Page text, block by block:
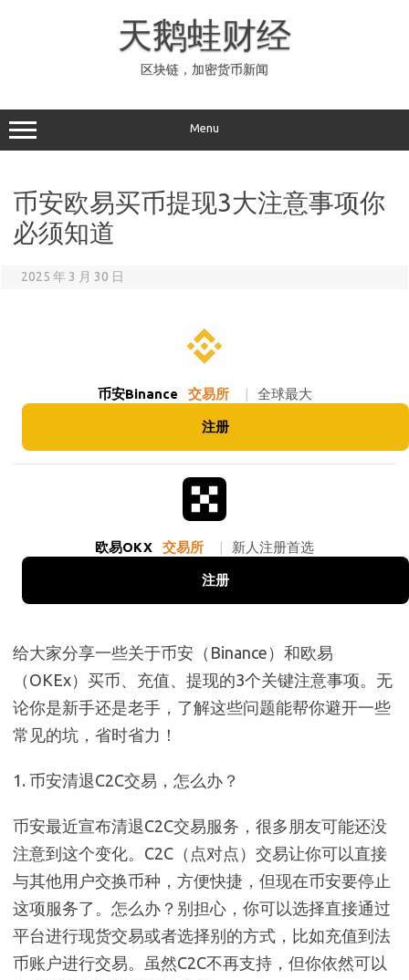
天鹅蛙财经
区块链，加密货币新闻
Menu
币安欧易买币提现3大注意事项你
必须知道
2025 年 3 月 30 日
币安Binance 交易所 | 全球最大
注册
欧易OKX 交易所 | 新人注册首选
注册
给大家分享一些关于币安（Binance）和欧易
（OKEx）买币、充值、提现的3个关键注意事项。无
论你是新手还是老手，了解这些问题能帮你避开一些
常见的坑，省时省力！
1. 币安清退C2C交易，怎么办？
币安最近宣布清退C2C交易服务，很多朋友可能还没
注意到这个变化。C2C（点对点）交易让你可以直接
与其他用户交换币种，方便快捷，但现在币安要停止
这项服务了。怎么办？别担心，你可以选择直接通过
平台进行现货交易或者选择别的方式，比如充值到法
币账户进行交易。虽然C2C不再支持，但你依然可以